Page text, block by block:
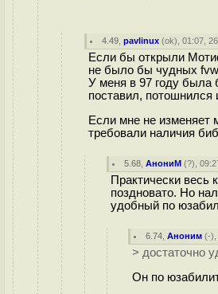
4.49 ,pavlinux (ok), 01:07,
Если бы открыли
не было бы чудных
У меня в 97 году была
поставил, потошнился
Если мне не изменяет
требовали наличия
5.68 ,АнониМ (?),
Практически весь
поздновато. Но
удобный по
6.74 ,Аноним (-),
> достаточно
Он по